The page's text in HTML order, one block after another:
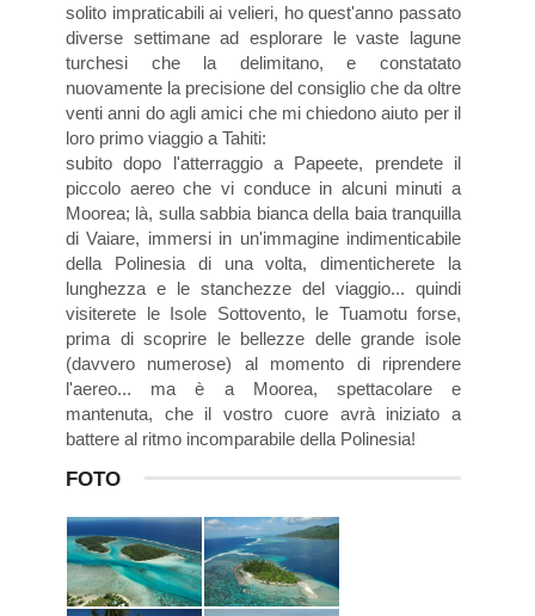
solito impraticabili ai velieri, ho quest'anno passato
diverse settimane ad esplorare le vaste lagune
turchesi che la delimitano, e constatato
nuovamente la precisione del consiglio che da oltre
venti anni do agli amici che mi chiedono aiuto per il
loro primo viaggio a Tahiti:
subito dopo l'atterraggio a Papeete, prendete il
piccolo aereo che vi conduce in alcuni minuti a
Moorea; là, sulla sabbia bianca della baia tranquilla
di Vaiare, immersi in un'immagine indimenticabile
della Polinesia di una volta, dimenticherete la
lunghezza e le stanchezze del viaggio... quindi
visiterete le Isole Sottovento, le Tuamotu forse,
prima di scoprire le bellezze delle grande isole
(davvero numerose) al momento di riprendere
l'aereo... ma è a Moorea, spettacolare e
mantenuta, che il vostro cuore avrà iniziato a
battere al ritmo incomparabile della Polinesia!
FOTO